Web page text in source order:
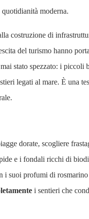
quotidianità moderna.
costruzione di
del turismo hanno
stato spezzato: i piccoli
legati al mare. È una
dorate, scogliere
e i fondali ricchi di
i suoi profumi di
i sentieri che